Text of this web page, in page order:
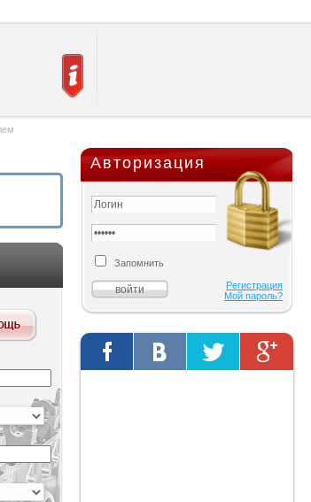
Авторизация
Запомнить
Регистрация
Мой пароль?